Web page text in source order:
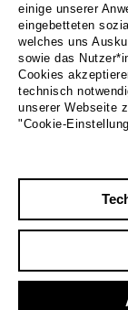
Markus
Musik, PR /
Kontakt
einige unserer
eingebetteten
welches uns
sowie das
Cookies
technisch
unserer Webseite
"Cookie-